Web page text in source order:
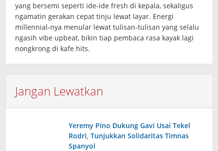
yang bersemi seperti ide‑ide fresh di kepala, sekaligus
ngamatin gerakan cepat tinju lewat layar. Energi
millennial‑nya menular lewat tulisan‑tulisan yang selalu
ngasih vibe upbeat, bikin tiap pembaca rasa kayak lagi
nongkrong di kafe hits.
Jangan Lewatkan
Yeremy Pino Dukung Gavi Usai Tekel
Rodri, Tunjukkan Solidaritas Timnas
Spanyol